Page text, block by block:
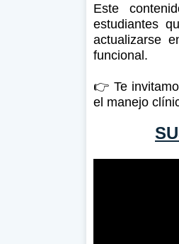
Este
estudiantes
actualizarse
funcional.
👉 Te
el manejo